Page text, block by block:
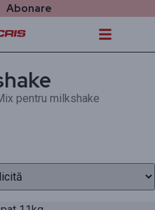
Abonare
pentru milkshake